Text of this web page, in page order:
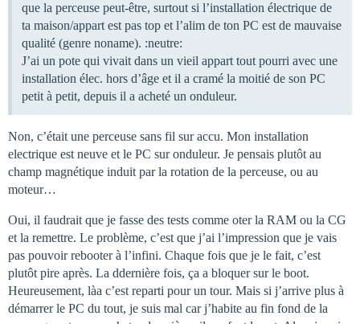
que la perceuse peut-être, surtout si l’installation électrique de
ta maison/appart est pas top et l’alim de ton PC est de mauvaise
qualité (genre noname). :neutre:
J’ai un pote qui vivait dans un vieil appart tout pourri avec une
installation élec. hors d’âge et il a cramé la moitié de son PC
petit à petit, depuis il a acheté un onduleur.
Non, c’était une perceuse sans fil sur accu. Mon installation
electrique est neuve et le PC sur onduleur. Je pensais plutôt au
champ magnétique induit par la rotation de la perceuse, ou au
moteur…
Oui, il faudrait que je fasse des tests comme oter la RAM ou la CG
et la remettre. Le problème, c’est que j’ai l’impression que je vais
pas pouvoir rebooter à l’infini. Chaque fois que je le fait, c’est
plutôt pire après. La ddernière fois, ça a bloquer sur le boot.
Heureusement, làa c’est reparti pour un tour. Mais si j’arrive plus à
démarrer le PC du tout, je suis mal car j’habite au fin fond de la